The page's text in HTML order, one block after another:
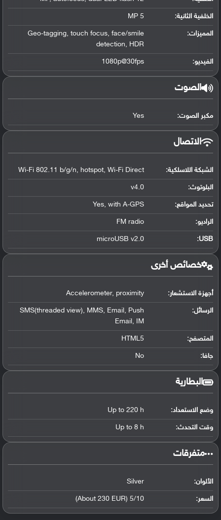
الخلفية الثانية: 5 MP
المميزات:
Geo-tagging, touch focus, face/smile
detection, HDR
الفيديو: 1080p@30fps
الصوت
مكبر الصوت: Yes
الاتصال
الشبكة اللاسلكية: Wi-Fi 802.11 b/g/n, hotspot, Wi-Fi Direct
البلوتوث:
v4.0
تحديد المواقع:
Yes, with A-GPS
الراديو: FM radio
USB
:
microUSB v2.0
خصائص أخرى
أجهزة الاستشعار: Accelerometer, proximity
الرسائل:
SMS(threaded view), MMS, Email, Push
Email, IM
المتصفح: HTML5
جافا: No
البطارية
وضع الاستعداد: Up to 220 h
وقت التحدث: Up to 8 h
‏متفرقات‏
الألوان: Silver
السعر: 5/10 (About 230 EUR)